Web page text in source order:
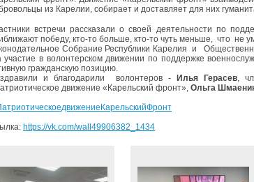
из Карелии, собирает и доставляет для них
встречи рассказали о своей деятельности по
победу, кто-то больше, кто-то чуть меньше, что не
Собрание Республики Карелия и
участие в волонтерском движении по поддержке
гражданскую позицию.
и благодарили волонтеров -
Илья Герасев,
движение «Карельский фронт», Ольга
https://vk.com/wall49906382_1434